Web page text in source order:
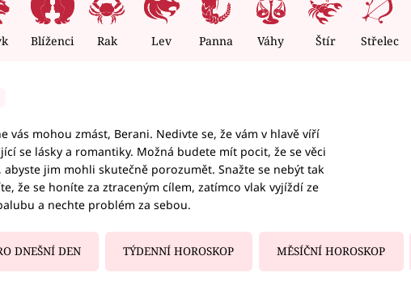
Blíženci Rak Lev Panna Váhy Štír Střelec
vás mohou zmást, Berani. Nedivte se, že vám v hlavě víří
se lásky a romantiky. Možná budete mít pocit, že se věci
jim mohli skutečně porozumět. Snažte se nebýt tak
že se honíte za ztraceným cílem, zatímco vlak vyjíždí ze
a nechte problém za sebou.
DNEŠNÍ DEN TÝDENNÍ HOROSKOP MĚSÍČNÍ HOROSKOP